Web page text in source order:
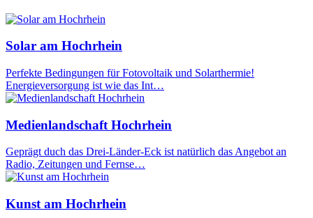
Solar am Hochrhein
Perfekte Bedingungen für Fotovoltaik und Solarthermie!
Energieversorgung ist wie das Int…
Medienlandschaft Hochrhein
Geprägt duch das Drei-Länder-Eck ist natürlich das Angebot an
Radio, Zeitungen und Fernse…
Kunst am Hochrhein